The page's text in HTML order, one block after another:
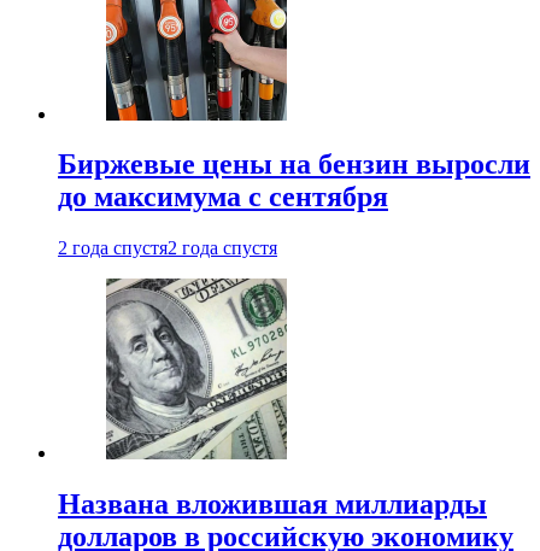
Биржевые цены на бензин выросли
до максимума с сентября
2 года спустя2 года спустя
Названа вложившая миллиарды
долларов в российскую экономику